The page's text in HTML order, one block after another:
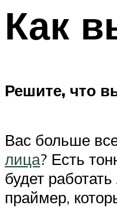
Как
Решите, что
Вас больше
лица? Есть
будет
праймер,